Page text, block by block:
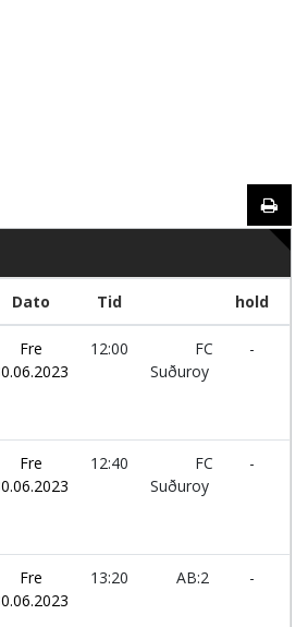
Dato Tid hold
Fre
12:00
FC
Suðuroy
-
Fre
12:40
FC
Suðuroy
-
Fre
13:20 AB:2 -